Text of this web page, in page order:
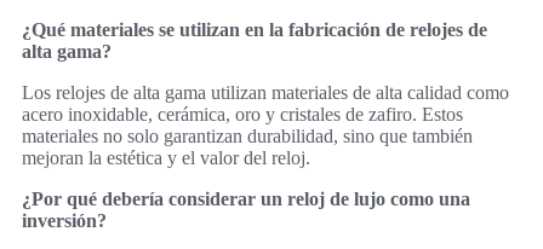
¿Qué materiales se utilizan en la fabricación de relojes de
alta gama?
Los relojes de alta gama utilizan materiales de alta calidad como
acero inoxidable, cerámica, oro y cristales de zafiro. Estos
materiales no solo garantizan durabilidad, sino que también
mejoran la estética y el valor del reloj.
¿Por qué debería considerar un reloj de lujo como una
inversión?